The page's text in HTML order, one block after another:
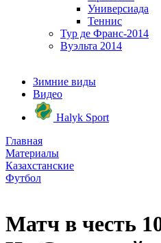
Универсиада
Теннис
Тур де Франс-2014
Вуэльта 2014
Зимние виды
Видео
Halyk Sport
Главная
Материалы
Казахстанские
Футбол
Матч в честь